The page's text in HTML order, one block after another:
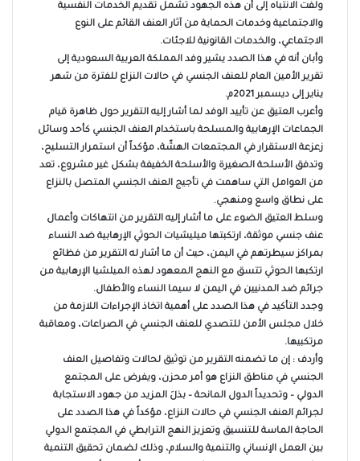
ولفت الانتباه إلى أن هذه الجهود تشمل تقديم الخدمات النفسية
والاجتماعية وخدمات الحماية من آثار العنف القائم على النوع
الاجتماعي، والخدمات القانونية للاجئات.
وأبان أنه في هذا الصدد يشير وفد المملكة العربية السعودية إلى
تقرير الأمين العام للعنف الجنسي في حالات النزاع للفترة من شهر
يناير إلى ديسمبر 2021م.
وأعرب العتيق عن تأييد الوفد لما أشار إليه التقرير حول ظاهرة قيام
الجماعات الإرهابية والمسلحة باستخدام العنف الجنسي كأحد وسائل
زعزعة الاستقرار في المجتمعات الهشّة، مؤكداً أن استمرار التسليح،
وتدفق الأسلحة الصغيرة والأسلحة الخفيفة بشكل غير مشروع، تعد
من العوامل التي ساهمت في تأجيج العنف الجنسي المتصل بالنزاع
على نطاق واسع ومنهجي.
وسلط العتيق الضوء على ما أشار إليه التقرير من انتهاكات وأعمال
عنف جنسي موثقة، ارتكبتها ميليشيات الحوثي الإرهابية ضد النساء
بمراكز سيطرتهم في اليمن، حيث أن ما أشار له التقرير من فظائع
ارتكبها الحوثي تتسق مع النهج المعهود لهذه الميلشيا الإرهابية من
جرائم ضد المدنيين في اليمن لا سيما النساء والأطفال.
وجدد التأكيد في هذا الصدد على أهمية اتخاذ الإجراءات اللازمة من
خلال مجلس الأمن للتصدي للعنف الجنسي في الصراعات، ومعاقبة
مرتكبيها.
وأردف : إن ما تضمنه التقرير من توثيق لحالات وتفاصيل العنف
الجنسي في مناطق النزاع هو أمر محزن، ويفرض على المجتمع
الدولي – وتحديداً الدول المانحة – بذلَ المزيد من جهود الاستجابة
لجرائم العنف الجنسي في حالات النزاع، مؤكداً في هذا الصدد على
الحاجة الماسة للتنسيق وتعزيز النهج الترابطي في المجتمع الدولي
بين العمل الإنساني والتنمية والسلام، وذلك لضمان تحقيق التنمية